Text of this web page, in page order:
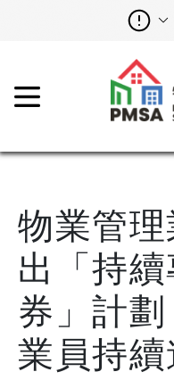
物業管
出「持
券」計
業員持